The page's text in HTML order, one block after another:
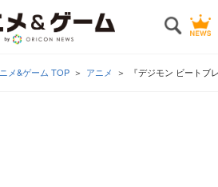
メ&ゲーム TOP アニメ 『デジモン ビート